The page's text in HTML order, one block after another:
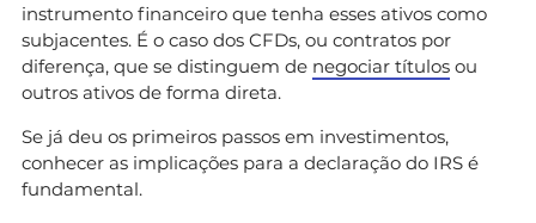
instrumento financeiro que tenha esses ativos como
subjacentes. É o caso dos CFDs, ou contratos por
diferença, que se distinguem de negociar títulos ou
outros ativos de forma direta.
Se já deu os primeiros passos em investimentos,
conhecer as implicações para a declaração do IRS é
fundamental.